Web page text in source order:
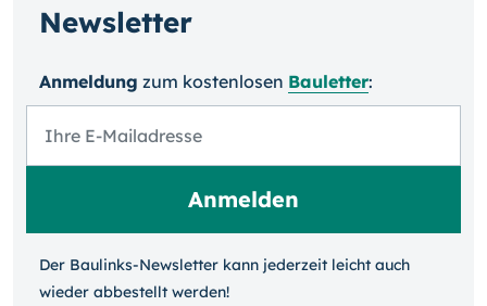
Newsletter
Anmeldung zum kosten­losen Bauletter:
Der Baulinks-Newsletter kann jeder­zeit leicht auch
wieder ab­bestellt werden!